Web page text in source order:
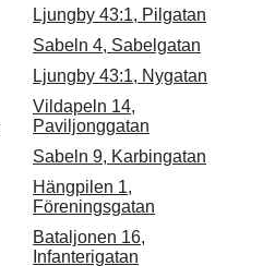
Ljungby 43:1, Pilgatan
Sabeln 4, Sabelgatan
Ljungby 43:1, Nygatan
Vildapeln 14,
Paviljonggatan
Sabeln 9, Karbingatan
Hängpilen 1,
Föreningsgatan
Bataljonen 16,
Infanterigatan